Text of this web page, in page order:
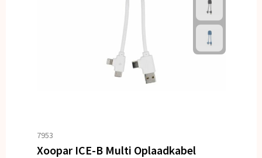
7953
Xoopar ICE-B Multi Oplaadkabel